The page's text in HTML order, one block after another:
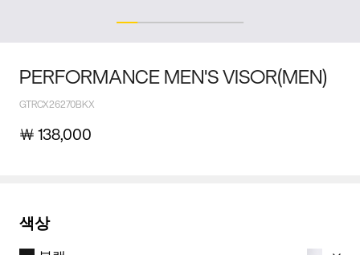
PERFORMANCE MEN’S VISOR(MEN)
GTRCX26270BKX
￦ 138,000
색상